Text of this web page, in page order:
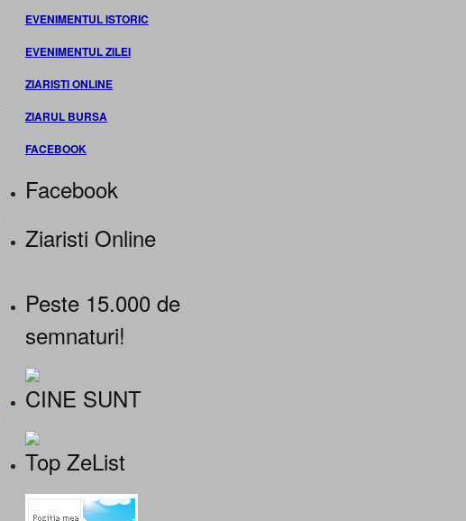
EVENIMENTUL ISTORIC
EVENIMENTUL ZILEI
ZIARISTI ONLINE
ZIARUL BURSA
FACEBOOK
Facebook
Ziaristi Online
Peste 15.000 de
semnaturi!
CINE SUNT
Top ZeList